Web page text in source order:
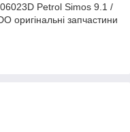
Petrol Simos 9.1 /
оригінальні запчастини